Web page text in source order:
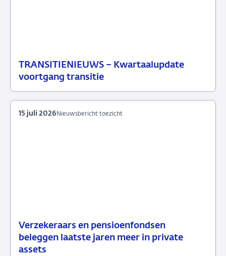
TRANSITIENIEUWS – Kwartaalupdate
voortgang transitie
20
Nieuwsbericht
Verzekeraars en pensioenfondsen
beleggen laatste jaren meer in private
assets
15
juli
Nieuwsbericht
toezicht
Nieuwsbericht toezicht
15 juli 2026